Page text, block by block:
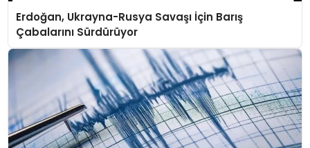
Erdoğan, Ukrayna-Rusya Savaşı İçin Barış
Çabalarını Sürdürüyor